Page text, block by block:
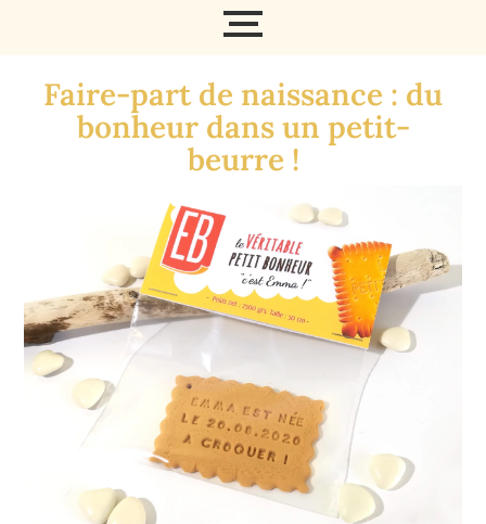
Faire-part de naissance : du
bonheur dans un petit-
beurre !